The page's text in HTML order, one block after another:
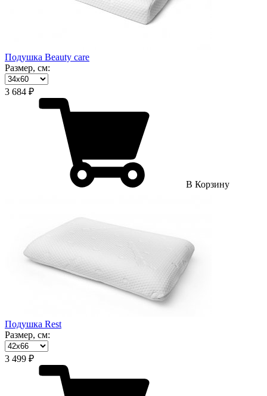
Подушка Beauty care
Размер, см:
3 684 ₽
В Корзину
Подушка Rest
Размер, см:
3 499 ₽